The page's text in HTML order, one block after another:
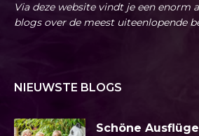
Via deze website vindt je een enorm
blogs over de meest uiteenlopende
NIEUWSTE BLOGS
Schöne